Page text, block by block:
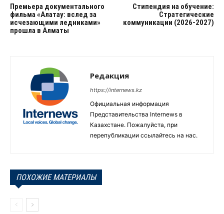
Премьера документального
фильма «Алатау: вслед за
исчезающими ледниками»
прошла в Алматы
Стипендия на обучение:
Стратегические
коммуникации (2026-2027)
Редакция
https://internews.kz
Официальная информация
Представительства Internews в
Казахстане. Пожалуйста, при
перепубликации ссылайтесь на нас.
ПОХОЖИЕ МАТЕРИАЛЫ